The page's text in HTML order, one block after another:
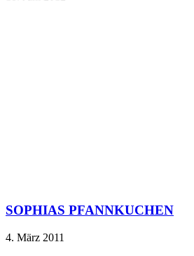
SOPHIAS PFANNKUCHEN
4. März 2011